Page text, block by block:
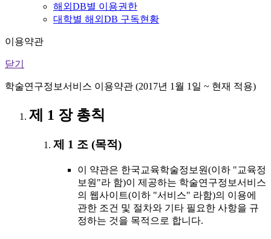
해외DB별 이용권한
대학별 해외DB 구독현황
이용약관
닫기
학술연구정보서비스 이용약관 (2017년 1월 1일 ~ 현재 적용)
제 1 장 총칙
제 1 조 (목적)
이 약관은 한국교육학술정보원(이하 "교육정
보원"라 함)이 제공하는 학술연구정보서비스
의 웹사이트(이하 "서비스" 라함)의 이용에
관한 조건 및 절차와 기타 필요한 사항을 규
정하는 것을 목적으로 합니다.